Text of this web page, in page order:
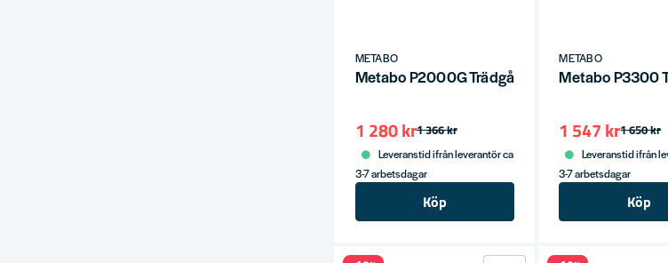
METABO
Metabo P2000G Trädgårdspump 2.000 l/h
1 366 kr
1 280 kr
Leveranstid ifrån leverantör ca
3-7 arbetsdagar
Köp
METABO
Metabo P3300
1 650 kr
1 547 kr
Leveranstid ifrån
3-7 arbetsdagar
Köp